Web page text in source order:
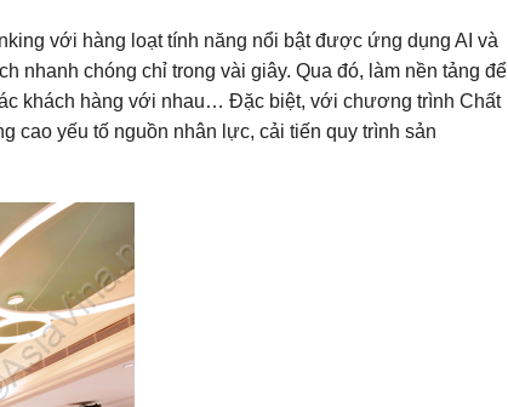
với hàng loạt tính năng nổi bật được ứng dụng AI và
nhanh chóng chỉ trong vài giây. Qua đó, làm nền tảng để
khách hàng với nhau… Đặc biệt, với chương trình Chất
cao yếu tố nguồn nhân lực, cải tiến quy trình sản